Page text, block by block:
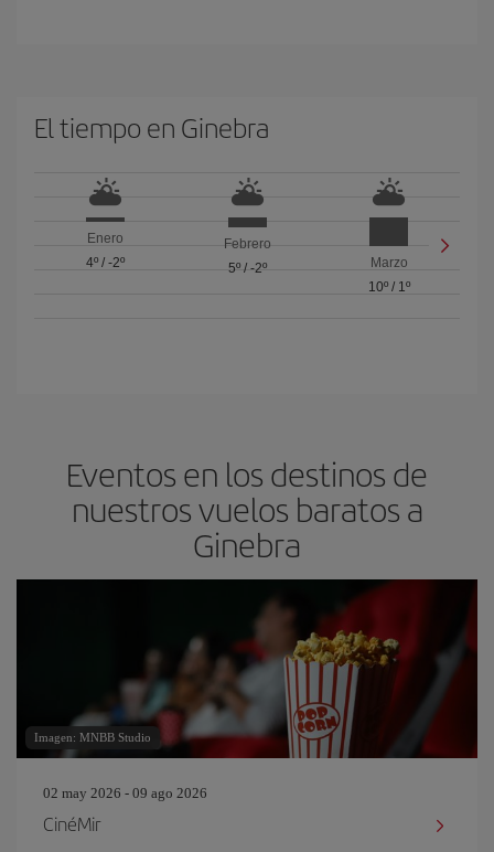
El tiempo en Ginebra
Enero
4º/ -2º
Febrero
5º/ -2º
Marzo
10º/ 1º
Eventos en los destinos de
nuestros vuelos baratos a
Ginebra
Imagen: MNBB Studio
02 may 2026 - 09 ago 2026
CinéMir